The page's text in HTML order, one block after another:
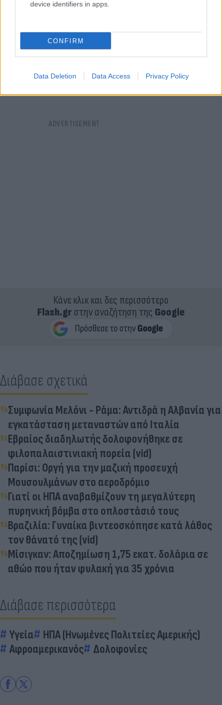
device identifiers in apps.
CONFIRM
Data Deletion Data Access Privacy Policy
Κάνε κλικ και δες περισσότερο
Flash.grστην αναζήτηση της Google
Διάβασε σχετικά
Συμφωνία Μελόνι - Ράμα: Αντιδρά η Αλβανία για
εγκατάσταση μεταναστών από Ιταλία
Εβραίος διαδηλωτής δολοφονήθηκε σε
φιλοπαλαιστινιακή πορεία (vid)
Παρίσι: Οργή για την μαζική προσευχή
Μουσουλμάνων στο αεροδρόμιο
Γιατί οι ΗΠΑ αναβαθμίζουν τη μεγαλύτερη
πυρηνική βόμβα στο οπλοστάσιό τους
Βραζιλία: Γυναίκα βιντεοσκόπησε κατά λάθος
τον θάνατό της (vid)
Μίσιγκαν: Αποζημίωση 1,75 εκατ. δολάρια σε
αθώο που ήταν φυλακή για 35 χρόνια
Διάβασε περισσότερα
Υγεία
ΗΠΑ (Ηνωμένες Πολιτείες Αμερικής)
Αφροαμερικανός
Δολοφονίες